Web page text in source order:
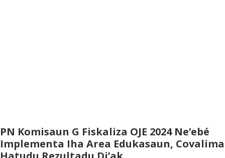
PN Komisaun G Fiskaliza OJE 2024 Ne’ebé
Implementa Iha Area Edukasaun, Covalima